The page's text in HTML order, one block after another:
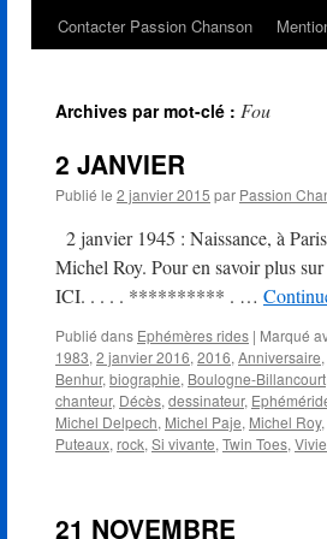
Contacter Passion Chanson
Archives par mot-clé : Fou
2 JANVIER
Publié le 2 janvier 2015 par Passion
2 janvier 1945 : Naissance, à
Michel Roy. Pour en savoir plus
ICI. . . . . ********** . …
Publié dans Ephémères rides | Marqué
1983, 2 janvier 2016, 2016, Anniversaire,
Benhur, biographie, Boulogne-Billancourt
chanteur, Décès, dessinateur,
Michel Delpech, Michel Paje, Michel Roy,
Puteaux, rock, Si vivante, Twin Toes,
21 NOVEMBRE